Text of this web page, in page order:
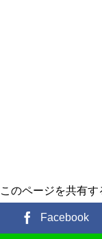
このページを共有す
Facebook